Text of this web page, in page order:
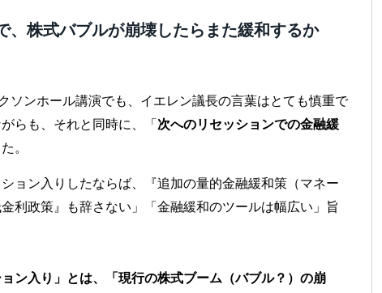
、株式バブルが崩壊したらまた緩和するか
ソンホール講演でも、イエレン議長の言葉はとても慎重で
らも、それと同時に、「 次へのリセッションでの金融緩
。
ョン入りしたならば、『追加の量的金融緩和策（マネー
利政策』も辞さない」「金融緩和のツールは幅広い」旨
ョン入り」とは、「現行の株式ブーム（バブル？）の崩